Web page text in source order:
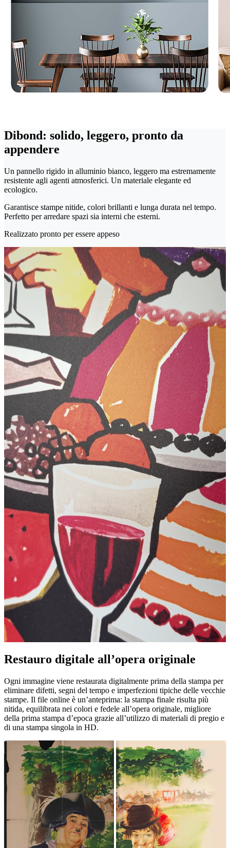
Dibond: solido, leggero, pronto da
appendere
Un pannello rigido in alluminio bianco, leggero ma estremamente
resistente agli agenti atmosferici. Un materiale elegante ed
ecologico.
Garantisce stampe nitide, colori brillanti e lunga durata nel tempo.
Perfetto per arredare spazi sia interni che esterni.
Realizzato pronto per essere appeso
Pause
Restauro digitale all’opera originale
Ogni immagine viene restaurata digitalmente prima della stampa per
eliminare difetti, segni del tempo e imperfezioni tipiche delle vecchie
stampe. Il file online è un’anteprima: la stampa finale risulta più
nitida, equilibrata nei colori e fedele all’opera originale, migliore
della prima stampa d’epoca grazie all’utilizzo di materiali di pregio e
di una stampa singola in HD.